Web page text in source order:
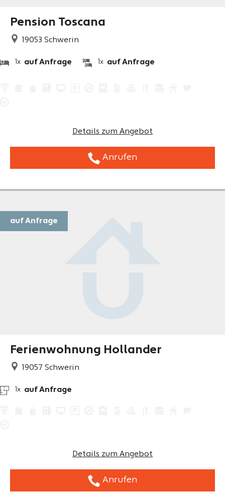
Pension Toscana
19053 Schwerin
1x auf Anfrage 1x auf Anfrage
Details zum Angebot
Anrufen
Ferienwohnung Hollander
19057 Schwerin
1x auf Anfrage
Details zum Angebot
Anrufen
auf Anfrage